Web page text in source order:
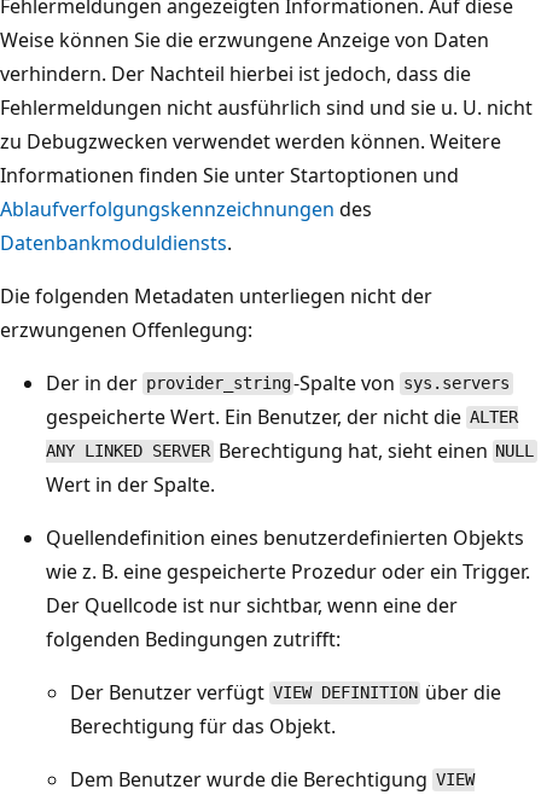
Fehlermeldungen angezeigten Informationen. Auf diese
Weise können Sie die erzwungene Anzeige von Daten
verhindern. Der Nachteil hierbei ist jedoch, dass die
Fehlermeldungen nicht ausführlich sind und sie u. U. nicht
zu Debugzwecken verwendet werden können. Weitere
Informationen finden Sie unter Startoptionen und
Ablaufverfolgungskennzeichnungen des
Datenbankmoduldiensts.
Die folgenden Metadaten unterliegen nicht der
erzwungenen Offenlegung:
Der in der provider_string-Spalte von sys.servers
gespeicherte Wert. Ein Benutzer, der nicht die ALTER
ANY LINKED SERVER Berechtigung hat, sieht einen NULL
Wert in der Spalte.
Quellendefinition eines benutzerdefinierten Objekts
wie z. B. eine gespeicherte Prozedur oder ein Trigger.
Der Quellcode ist nur sichtbar, wenn eine der
folgenden Bedingungen zutrifft:
Der Benutzer verfügt VIEW DEFINITION über die
Berechtigung für das Objekt.
Dem Benutzer wurde die Berechtigung VIEW